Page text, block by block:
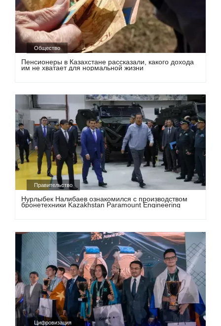
Общество
Пенсионеры в Казахстане рассказали, какого дохода
им не хватает для нормальной жизни
Правительство
Нурлыбек Налибаев ознакомился с производством
бронетехники Kazakhstan Paramount Engineering
Цифровизация